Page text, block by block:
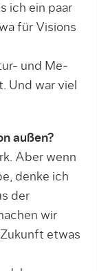
ich ein paar
für Visions
und Me­
Und war viel
außen?
Aber wenn
denke ich
der
wir
etwas